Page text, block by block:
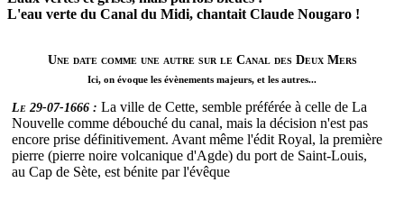
L'eau verte du Canal du Midi, chantait Claude Nougaro !
Une date comme une autre sur le Canal des Deux Mers
Ici, on évoque les évènements majeurs, et les autres...
Le 29-07-1666 : La ville de Cette, semble préférée à celle de La
Nouvelle comme débouché du canal, mais la décision n'est pas
encore prise définitivement. Avant même l'édit Royal, la première
pierre (pierre noire volcanique d'Agde) du port de Saint-Louis,
au Cap de Sète, est bénite par l'évêque